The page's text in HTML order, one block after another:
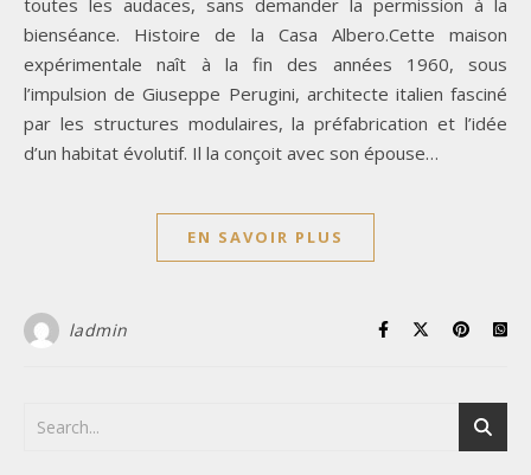
bienséance. Histoire de la Casa Albero.Cette maison
expérimentale naît à la fin des années 1960, sous
l’impulsion de Giuseppe Perugini, architecte italien fasciné
par les structures modulaires, la préfabrication et l’idée
d’un habitat évolutif. Il la conçoit avec son épouse…
EN SAVOIR PLUS
ladmin